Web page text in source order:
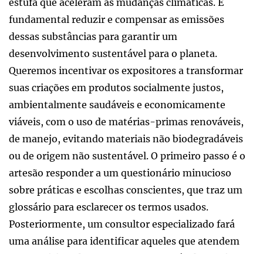
fundamental reduzir e compensar as emissões
dessas substâncias para garantir um
desenvolvimento sustentável para o planeta.
Queremos incentivar os expositores a transformar
suas criações em produtos socialmente justos,
ambientalmente saudáveis e economicamente
viáveis, com o uso de matérias-primas renováveis,
de manejo, evitando materiais não biodegradáveis
ou de origem não sustentável. O primeiro passo é o
artesão responder a um questionário minucioso
sobre práticas e escolhas conscientes, que traz um
glossário para esclarecer os termos usados.
Posteriormente, um consultor especializado fará
uma análise para identificar aqueles que atendem